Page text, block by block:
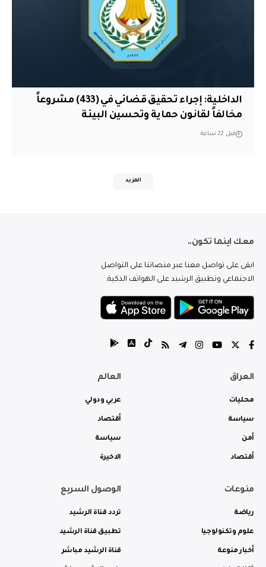
الداخلية: إجراء تحقيق قضائي في (433) مشروعاً
مخالفاً لقانون حماية وتحسين البيئة
قبل 22 ساعة
المزيد
معك اينما تكون..
ابقى على تواصل معنا عبر منصاتنا على التواصل
الاجتماعي وتطبيق الرشيد على الهواتف الذكية.
العراق
محليات
سياسة
أمن
أقتصاد
العالم
عربي ودولي
أقتصاد
سياسة
الاخيرة
منوعات
رياضة
علوم وتكنولوجيا
أخبار منوعة
الوصول السريع
تردد قناة الرشيد
تطبيق قناة الرشيد
قناة الرشيد مباشر